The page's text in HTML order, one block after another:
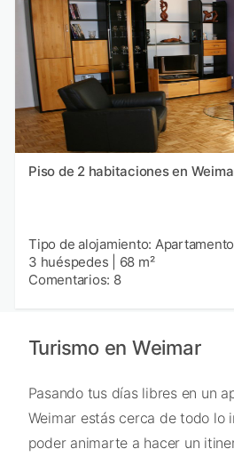
Piso de 2 habitaciones en
Tipo de alojamiento: Apartamento
3 huéspedes
68 m²
Comentarios: 8
Turismo en Weimar
Pasando tus días libres en un
Weimar estás cerca de todo lo
poder animarte a hacer un